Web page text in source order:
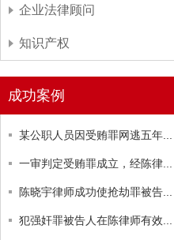
企业法律顾问
知识产权
成功案例
某公职人员因受贿罪网逃五年...
一审判定受贿罪成立，经陈律...
陈晓宇律师成功使抢劫罪被告...
犯强奸罪被告人在陈律师有效...